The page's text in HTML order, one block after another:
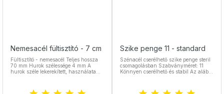
Nemesacél fültisztító - 7 cm
Fültisztító - nemesacél Teljes hossza
70 mm Hurok szélessége 4 mm A
hurok széle lekerekített, használata
Szike penge 11 - standard
Szénacél cserélhető szike penge steril
csomagolásban Szabványméret: 11
Könnyen cserélhető és stabil Az alábbi
Lapos 7-es Állítható